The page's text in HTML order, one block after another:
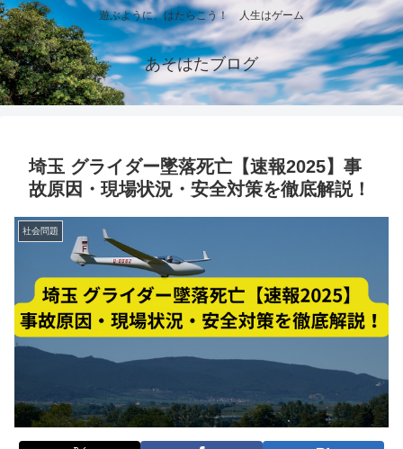
遊ぶように、はたらこう！ 人生はゲーム
あそはたブログ
埼玉 グライダー墜落死亡【速報2025】事
故原因・現場状況・安全対策を徹底解説！
社会問題